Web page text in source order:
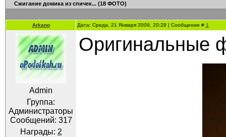
Сжигание домика из спичек... (18 ФОТО)
Arkano Дата: Среда, 21 Января 2009, 20:28 | Сообщение # 1
Admin
Группа:
Администраторы
Сообщений: 317
Награды: 2
Оригинальные